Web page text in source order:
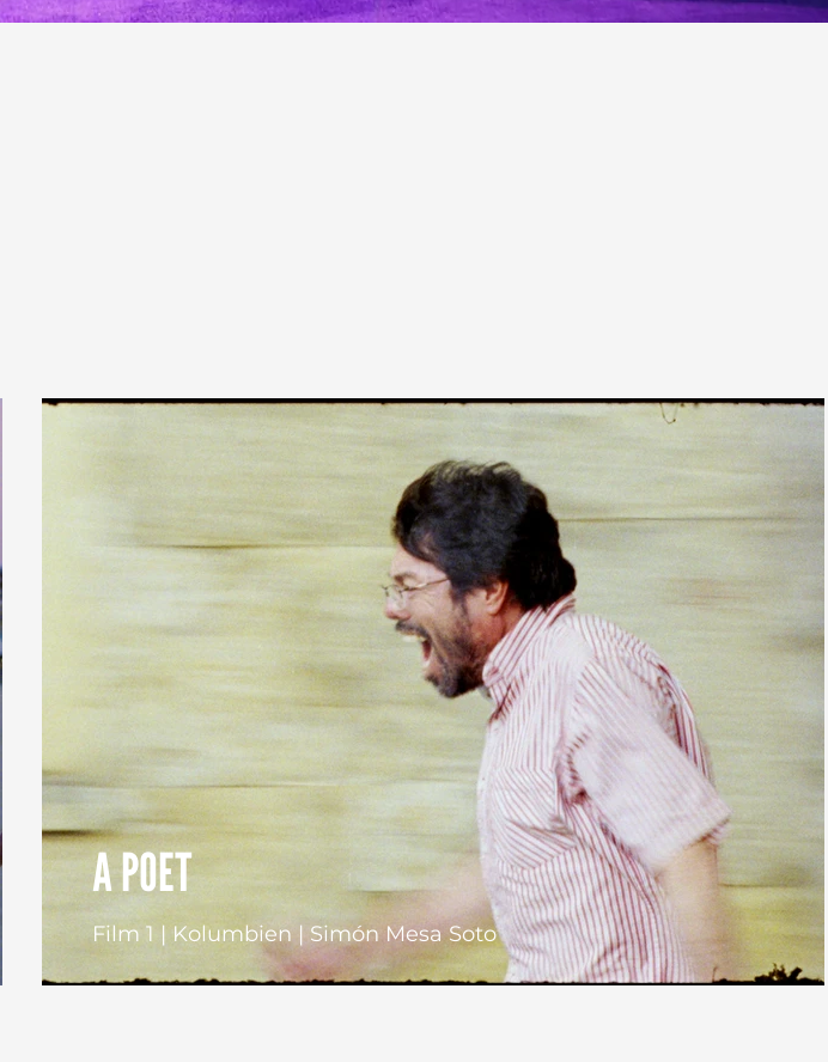
A POET
Film 1 | Kolumbien | Simón Mesa Soto